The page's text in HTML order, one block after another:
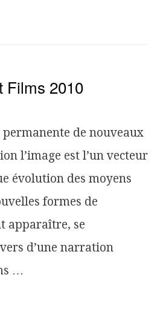
Films 2010
permanente de nouveaux
l’image est l’un vecteur
évolution des moyens
formes de
apparaître, se
d’une narration
…